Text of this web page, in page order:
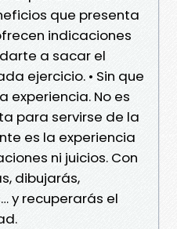
que presenta
indicaciones
a sacar el
ejercicio. • Sin que
experiencia. No es
para servirse de la
es la experiencia
ni juicios. Con
dibujarás,
y recuperarás el